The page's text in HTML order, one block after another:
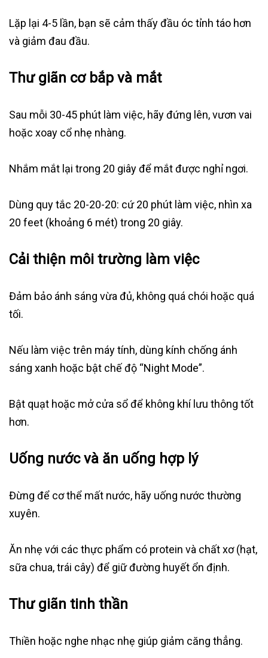
Lặp lại 4-5 lần, bạn sẽ cảm thấy đầu óc tỉnh táo hơn
và giảm đau đầu.
Thư giãn cơ bắp và mắt
Sau mỗi 30-45 phút làm việc, hãy đứng lên, vươn vai
hoặc xoay cổ nhẹ nhàng.
Nhắm mắt lại trong 20 giây để mắt được nghỉ ngơi.
Dùng quy tắc 20-20-20: cứ 20 phút làm việc, nhìn xa
20 feet (khoảng 6 mét) trong 20 giây.
Cải thiện môi trường làm việc
Đảm bảo ánh sáng vừa đủ, không quá chói hoặc quá
tối.
Nếu làm việc trên máy tính, dùng kính chống ánh
sáng xanh hoặc bật chế độ “Night Mode”.
Bật quạt hoặc mở cửa sổ để không khí lưu thông tốt
hơn.
Uống nước và ăn uống hợp lý
Đừng để cơ thể mất nước, hãy uống nước thường
xuyên.
Ăn nhẹ với các thực phẩm có protein và chất xơ (hạt,
sữa chua, trái cây) để giữ đường huyết ổn định.
Thư giãn tinh thần
Thiền hoặc nghe nhạc nhẹ giúp giảm căng thẳng.